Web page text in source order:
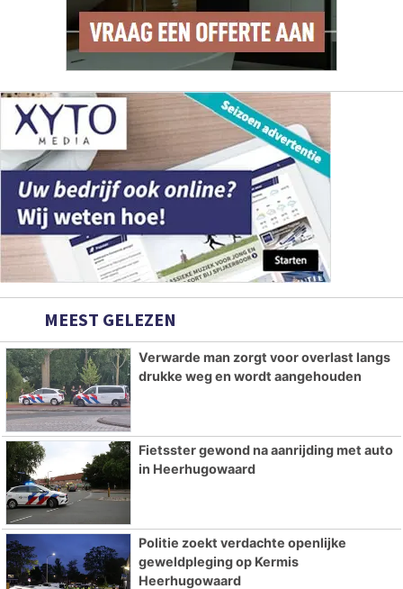
MEEST GELEZEN
Verwarde man zorgt voor overlast langs
drukke weg en wordt aangehouden
Fietsster gewond na aanrijding met auto
in Heerhugowaard
Politie zoekt verdachte openlijke
geweldpleging op Kermis
Heerhugowaard